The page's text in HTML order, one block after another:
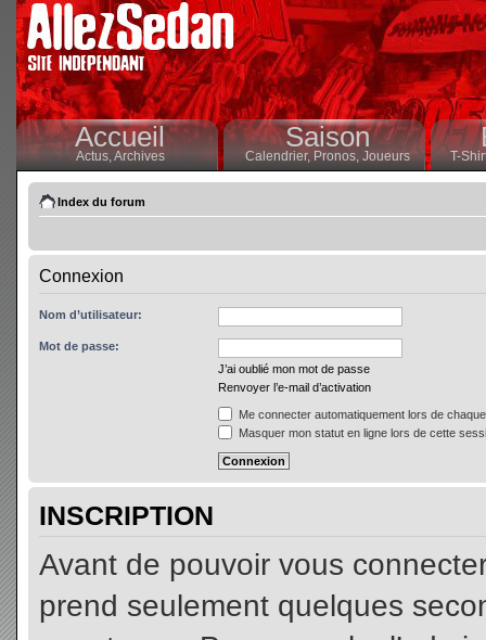
Accueil
Actus,Archives
Saison
Calendrier,Pronos, Joueurs T-
Index du forum
Connexion
Nom d’utilisateur:
Mot de passe:
J’ai oublié mon mot de passe
Renvoyer l’e-mail d’activation
Me connecter automatiquement lors de
Masquer mon statut en ligne lors de cette
INSCRIPTION
Avant de pouvoir vous
prend seulement quelques